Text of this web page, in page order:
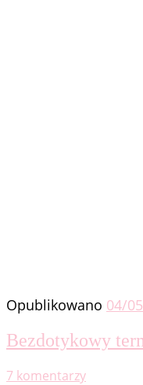
Opublikowano 04/
Bezdotykowy
7 komentarzy